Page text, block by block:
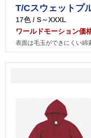
T/Cスウェットプ
17色 / S～XXXL
ワールドモーション価
表面は毛玉ができにくい綿